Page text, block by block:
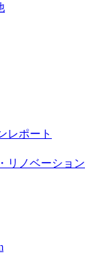
レポート
リノベーション